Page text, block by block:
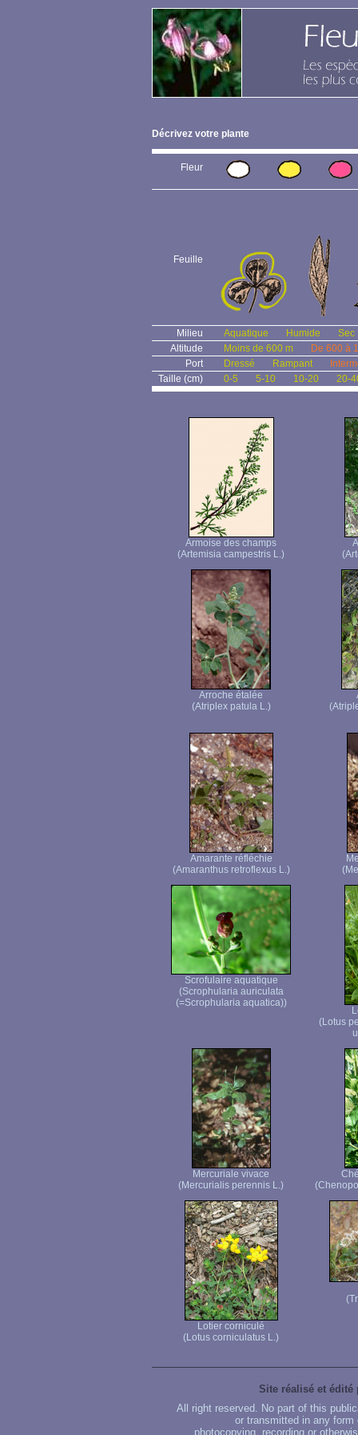
Décrivez votre plante
Fleur
Feuille
Milieu Aquatique Humide
Sec
Altitude
Moins de 600 m
De 600 à
Port
Dressé Rampant
Taille (cm)
0-5 5-10 10-20 20-
Armoise des champs
(Artemisia campestris L.)
Arroche étalée
(Atriplex patula L.)
Amarante réfléchie
(Amaranthus retroflexus L.)
Scrofulaire aquatique
(Scrophularia auriculata
(=Scrophularia aquatica))
(Lotus
Mercuriale vivace
(Mercurialis perennis L.)
Lotier corniculé
(Lotus corniculatus L.)
Site réalisé et édité
All right reserved. No part of this
or transmitted in any
photocopying, recording or